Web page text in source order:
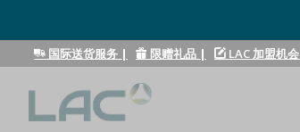
国际送货服务 | 限赠礼品 | LAC 加盟机会